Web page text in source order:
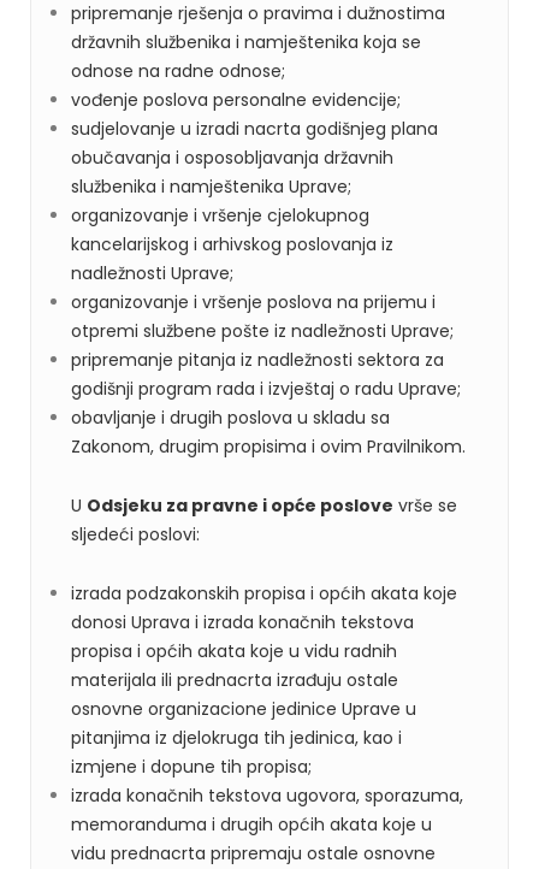
pripremanje rješenja o pravima i dužnostima
državnih službenika i namještenika koja se
odnose na radne odnose;
vođenje poslova personalne evidencije;
sudjelovanje u izradi nacrta godišnjeg plana
obučavanja i osposobljavanja državnih
službenika i namještenika Uprave;
organizovanje i vršenje cjelokupnog
kancelarijskog i arhivskog poslovanja iz
nadležnosti Uprave;
organizovanje i vršenje poslova na prijemu i
otpremi službene pošte iz nadležnosti Uprave;
pripremanje pitanja iz nadležnosti sektora za
godišnji program rada i izvještaj o radu Uprave;
obavljanje i drugih poslova u skladu sa
Zakonom, drugim propisima i ovim Pravilnikom.
U Odsjeku za pravne i opće poslove vrše se
sljedeći poslovi:
izrada podzakonskih propisa i općih akata koje
donosi Uprava i izrada konačnih tekstova
propisa i općih akata koje u vidu radnih
materijala ili prednacrta izrađuju ostale
osnovne organizacione jedinice Uprave u
pitanjima iz djelokruga tih jedinica, kao i
izmjene i dopune tih propisa;
izrada konačnih tekstova ugovora, sporazuma,
memoranduma i drugih općih akata koje u
vidu prednacrta pripremaju ostale osnovne